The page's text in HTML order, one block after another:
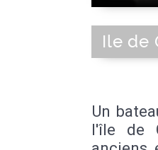
Ile de
Un
l'île de